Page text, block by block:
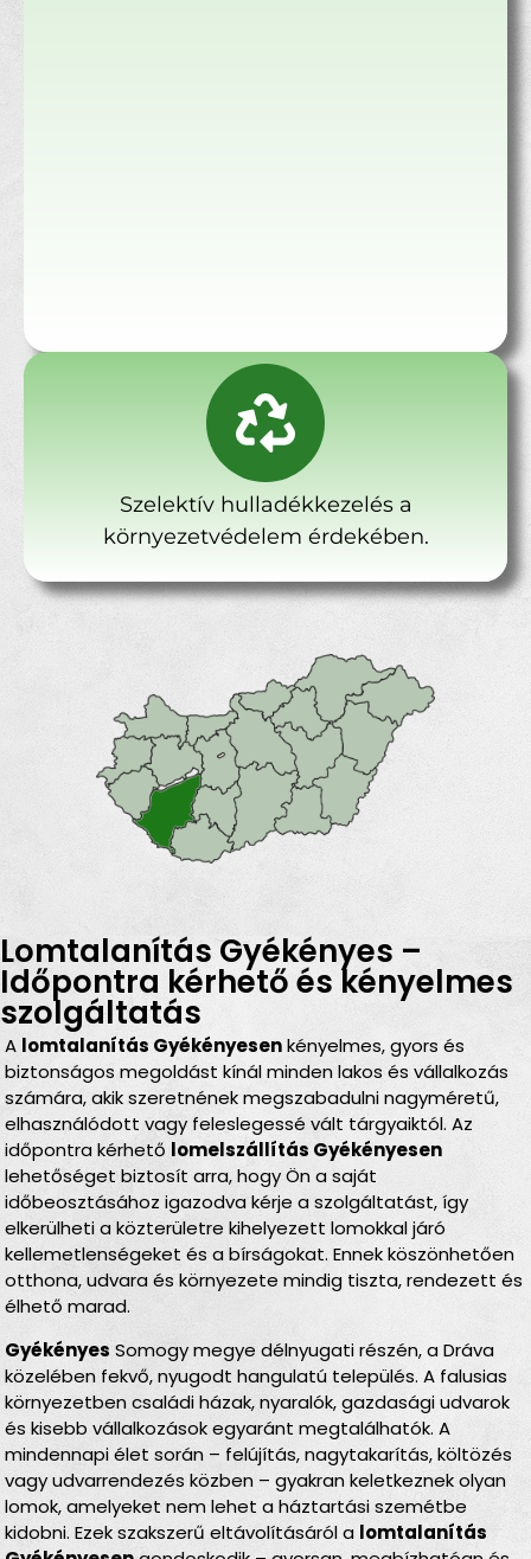
Szelektív hulladékkezelés a
környezetvédelem érdekében.
Lomtalanítás Gyékényes –
Időpontra kérhető és kényelmes
szolgáltatás
A lomtalanítás Gyékényesenkényelmes, gyors és
biztonságos megoldást kínál minden lakos és vállalkozás
számára, akik szeretnének megszabadulni nagyméretű,
elhasználódott vagy feleslegessé vált tárgyaiktól. Az
időpontra kérhető lomelszállítás Gyékényesen
lehetőséget biztosít arra, hogy Ön a saját
időbeosztásához igazodva kérje a szolgáltatást, így
elkerülheti a közterületre kihelyezett lomokkal járó
kellemetlenségeket és a bírságokat. Ennek köszönhetően
otthona, udvara és környezete mindig tiszta, rendezett és
élhető marad.
Gyékényes Somogy megye délnyugati részén, a Dráva
közelében fekvő, nyugodt hangulatú település. A falusias
környezetben családi házak, nyaralók, gazdasági udvarok
és kisebb vállalkozások egyaránt megtalálhatók. A
mindennapi élet során – felújítás, nagytakarítás, költözés
vagy udvarrendezés közben – gyakran keletkeznek olyan
lomok, amelyeket nem lehet a háztartási szemétbe
kidobni. Ezek szakszerű eltávolításáról a lomtalanítás